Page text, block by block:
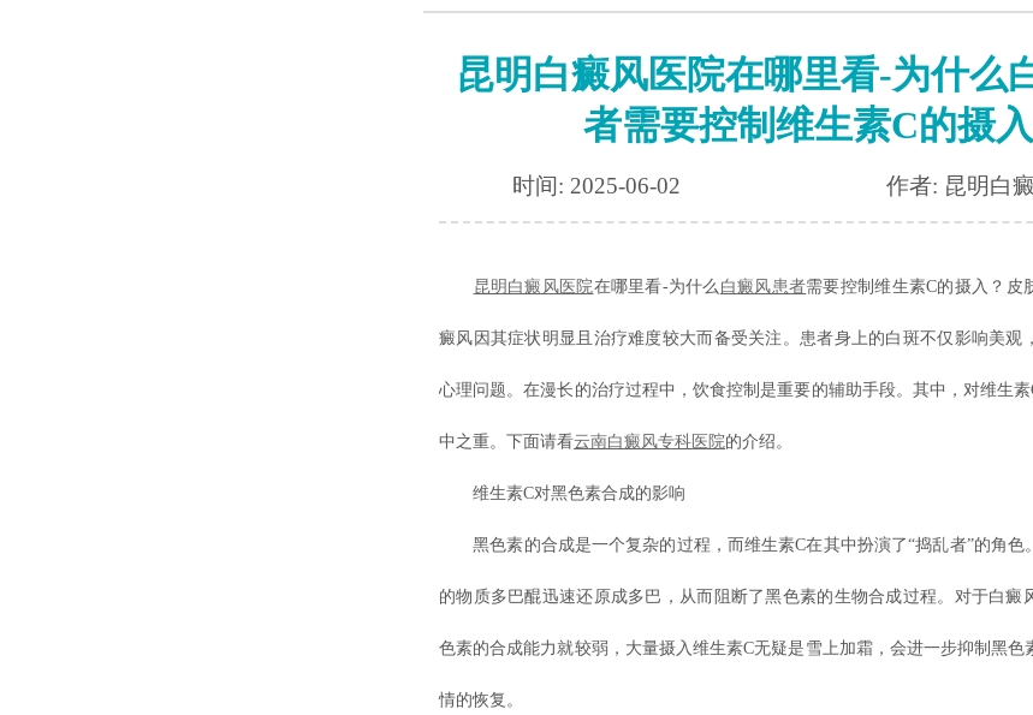
昆明白癜风医院在哪里看-为什么
者需要控制维生素C的摄入
时间: 2025-06-02 作者: 昆明白
昆明白癜风医院在哪里看-为什么 白癜风患者需要控制维生素C的摄入？皮
癜风因其症状明显且治疗难度较大而备受关注。患者身上的白斑不仅影响美观
心理问题。在漫长的治疗过程中，饮食控制是重要的辅助手段。其中，对维生
中之重。下面请看云南白癜风专科医院的介绍。
维生素C对黑色素合成的影响
黑色素的合成是一个复杂的过程，而维生素C在其中扮演了“捣乱者”的角色
的物质多巴醌迅速还原成多巴，从而阻断了黑色素的生物合成过程。对于白癜
色素的合成能力就较弱，大量摄入维生素C无疑是雪上加霜，会进一步抑制黑色
情的恢复。